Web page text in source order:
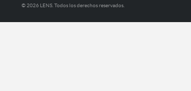
© 2026 LENS. Todos los derechos reservados.